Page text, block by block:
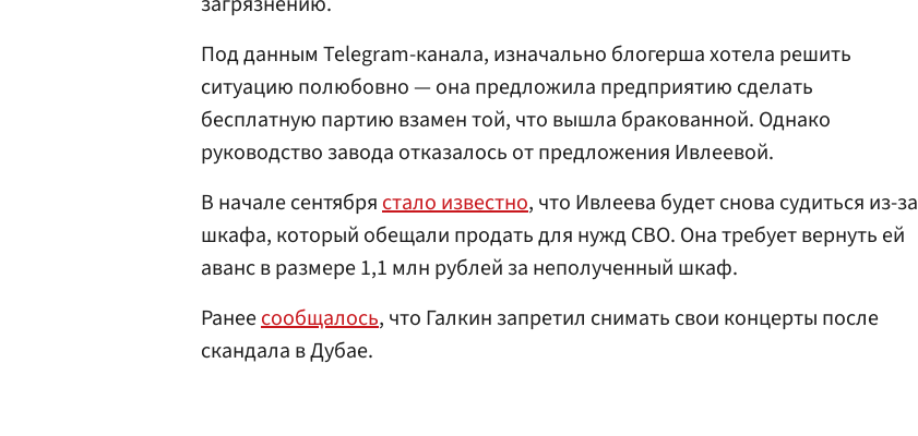
Под данным Telegram-канала, изначально блогерша хотела решить
ситуацию полюбовно — она предложила предприятию сделать
бесплатную партию взамен той, что вышла бракованной. Однако
руководство завода отказалось от предложения Ивлеевой.
В начале сентябрястало известно, что Ивлеева будет снова судиться из-за
шкафа, который обещали продать для нужд СВО. Она требует вернуть ей
аванс в размере 1,1 млн рублей за неполученный шкаф.
Ранеесообщалось, что Галкин запретил снимать свои концерты после
скандала в Дубае.